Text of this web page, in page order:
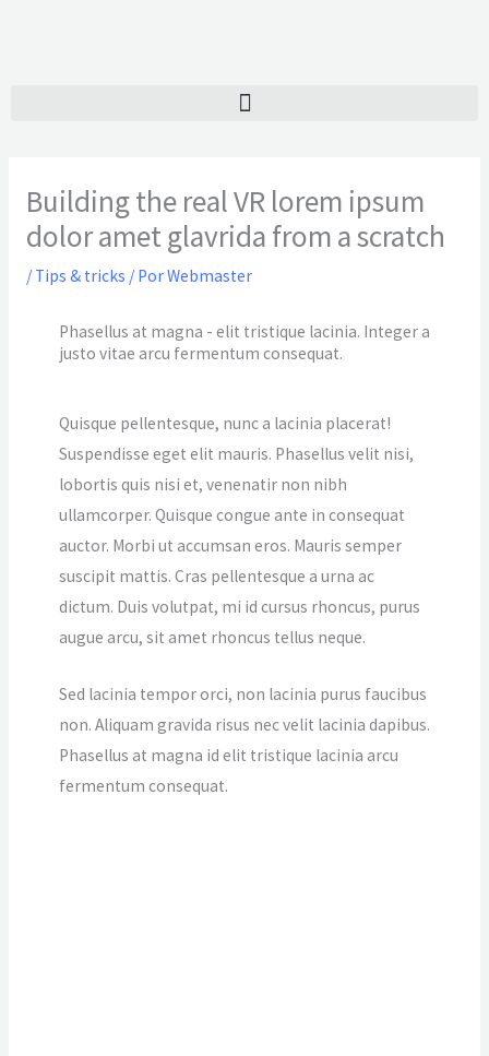
Building the real VR lorem ipsum
dolor amet glavrida from a scratch
/ Tips & tricks / PorWebmaster
Phasellus at magna - elit tristique lacinia. Integer a
justo vitae arcu fermentum consequat.
Quisque pellentesque, nunc a lacinia placerat!
Suspendisse eget elit mauris. Phasellus velit nisi,
lobortis quis nisi et, venenatir non nibh
ullamcorper. Quisque congue ante in consequat
auctor. Morbi ut accumsan eros. Mauris semper
suscipit mattis. Cras pellentesque a urna ac
dictum. Duis volutpat, mi id cursus rhoncus, purus
augue arcu, sit amet rhoncus tellus neque.
Sed lacinia tempor orci, non lacinia purus faucibus
non. Aliquam gravida risus nec velit lacinia dapibus.
Phasellus at magna id elit tristique lacinia arcu
fermentum consequat.